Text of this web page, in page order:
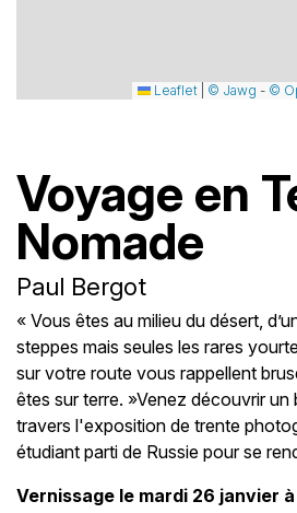
Voyage en
Nomade
Paul Bergot
« Vous êtes au milieu du désert,
steppes mais seules les rares
sur votre route vous rappellent
êtes sur terre. »Venez découvrir
travers l'exposition de trente
étudiant parti de Russie pour se
Vernissage le mardi 26 janvier à
Leaflet © Jawg - ©